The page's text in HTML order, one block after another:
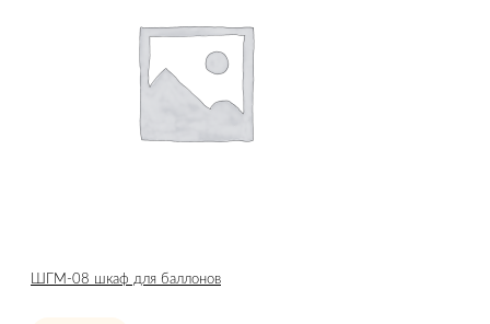
ШГМ-08 шкаф для баллонов